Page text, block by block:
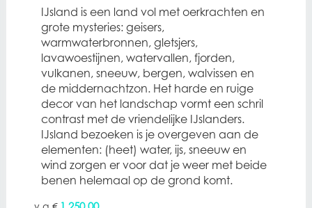
IJsland is een land vol met oerkrachten en
grote mysteries: geisers,
warmwaterbronnen, gletsjers,
lavawoestijnen, watervallen, fjorden,
vulkanen, sneeuw, bergen, walvissen en
de middernachtzon. Het harde en ruige
decor van het landschap vormt een schril
contrast met de vriendelijke IJslanders.
IJsland bezoeken is je overgeven aan de
elementen: (heet) water, ijs, sneeuw en
wind zorgen er voor dat je weer met beide
benen helemaal op de grond komt.